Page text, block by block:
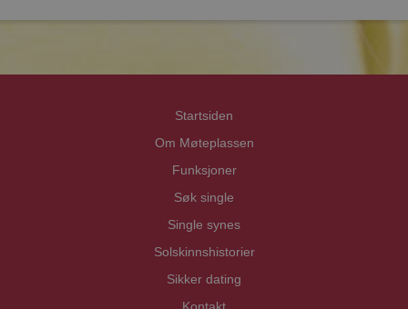
Startsiden
Om Møteplassen
Funksjoner
Søk single
Single synes
Solskinnshistorier
Sikker dating